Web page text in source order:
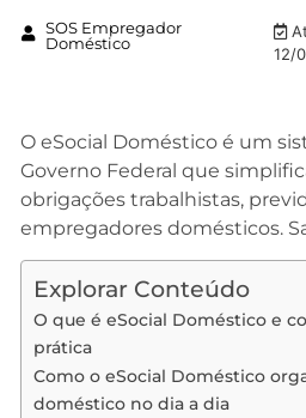
SOS Empregador
Doméstico
12/
O eSocial Doméstico é um
Governo Federal que
obrigações trabalhistas,
empregadores domésticos.
Explorar Conteúdo
O que é eSocial Doméstico e
prática
Como o eSocial Doméstico
doméstico no dia a dia